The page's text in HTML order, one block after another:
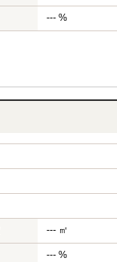
--- %
--- ㎡
--- %